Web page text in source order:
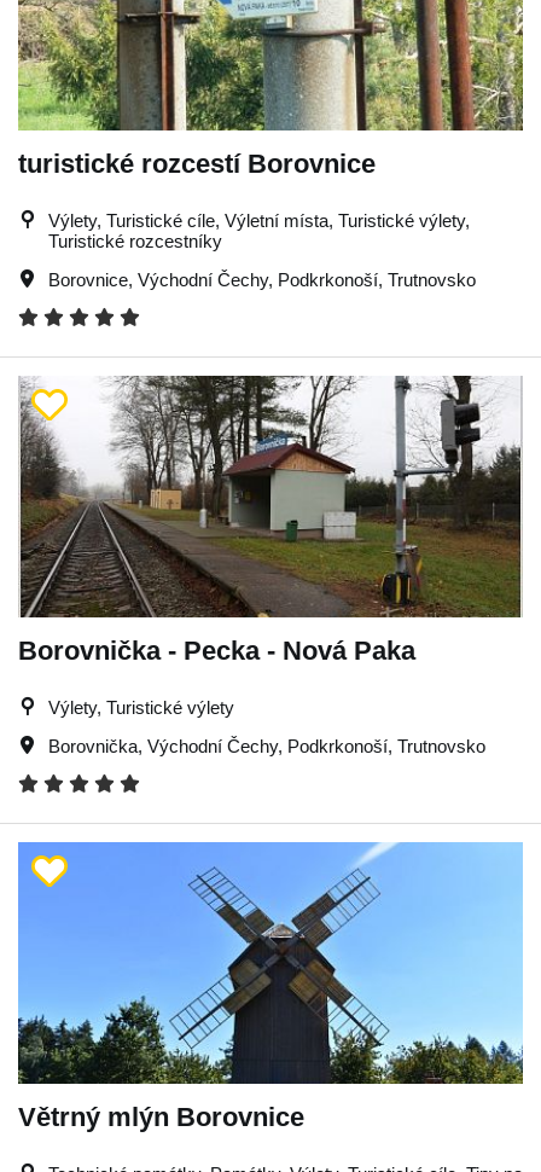
turistické rozcestí Borovnice
Výlety, Turistické cíle, Výletní místa, Turistické výlety,
Turistické rozcestníky
Borovnice, Východní Čechy, Podkrkonoší, Trutnovsko
Borovnička - Pecka - Nová Paka
Výlety, Turistické výlety
Borovnička, Východní Čechy, Podkrkonoší, Trutnovsko
Větrný mlýn Borovnice